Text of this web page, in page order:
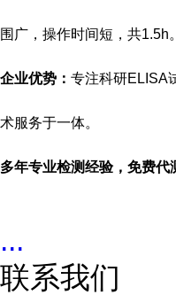
围广，操作时间短，共1.5h。
企业优势： 专注科研ELISA
术服务于一体。
多年专业检测经验，免费代
...
联系我们